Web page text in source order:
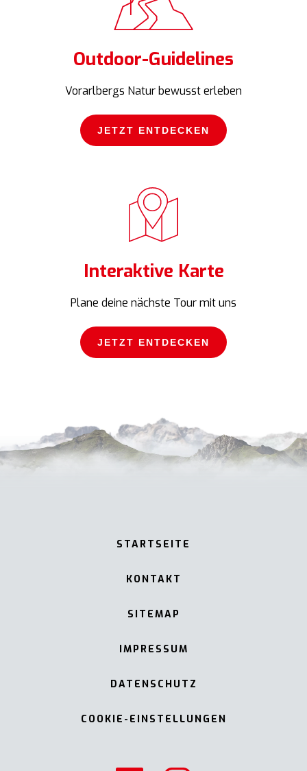
Outdoor-Guidelines
Vorarlbergs Natur bewusst erleben
JETZT ENTDECKEN
JETZT ENTDECKEN
Interaktive Karte
Plane deine nächste Tour mit uns
JETZT ENTDECKEN
STARTSEITE
KONTAKT
SITEMAP
IMPRESSUM
DATENSCHUTZ
COOKIE-EINSTELLUNGEN